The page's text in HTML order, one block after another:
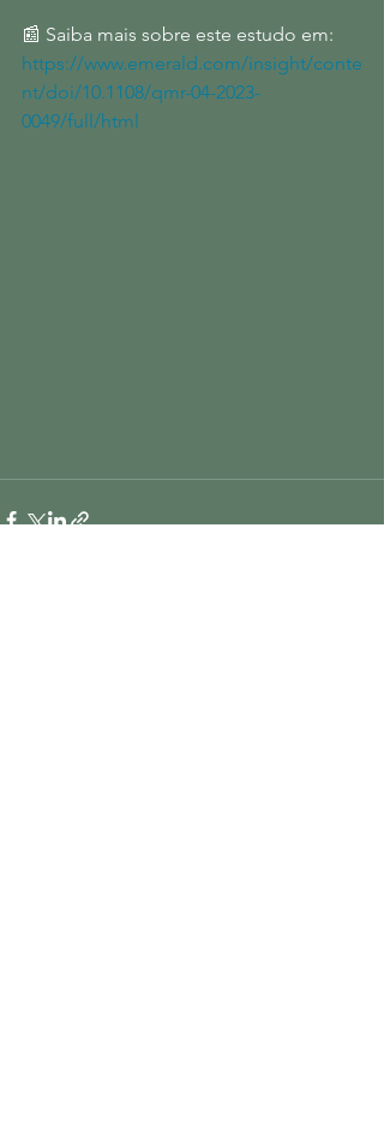
📰 Saiba mais sobre este estudo em:
https://www.emerald.com/insight/conte
nt/doi/10.1108/qmr-04-2023-
0049/full/html